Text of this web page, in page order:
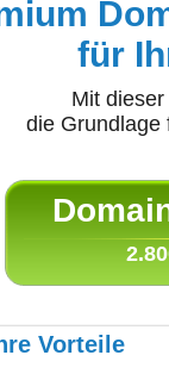
für
Mit
die
Vorteile